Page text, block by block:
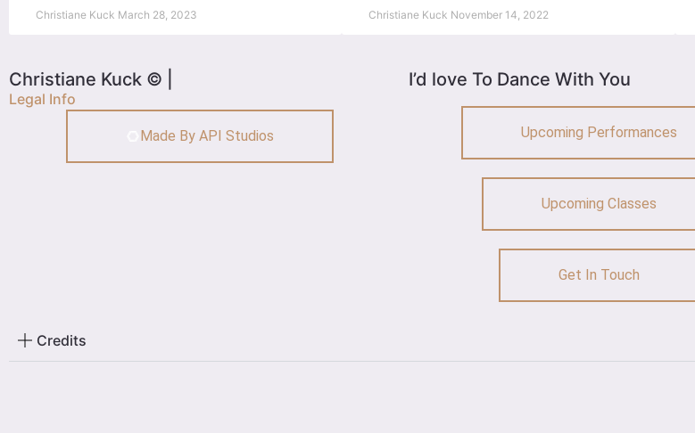
Christiane Kuck March 28, 2023 Christiane Kuck November 14, 2022
Christiane Kuck © |
Legal Info
Made By API Studios
I’d love To Dance With You
Upcoming Performances
Upcoming Classes
Get In Touch
Credits